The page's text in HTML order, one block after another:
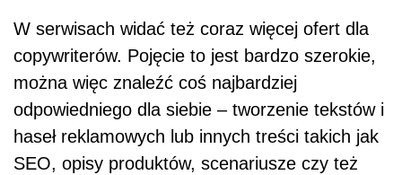
W serwisach widać też coraz więcej ofert dla
copywriterów. Pojęcie to jest bardzo szerokie,
można więc znaleźć coś najbardziej
odpowiedniego dla siebie – tworzenie tekstów i
haseł reklamowych lub innych treści takich jak
SEO, opisy produktów, scenariusze czy też